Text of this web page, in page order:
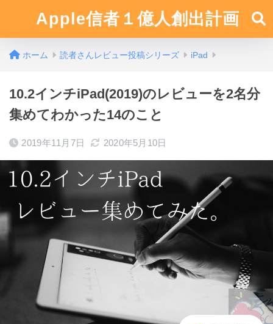
Apple信者１億人創出計画
ホーム 読者さんレビュー投稿シリーズ iPad
10.2インチiPad(2019)のレビューを2名分
集めてわかった14のこと
2019年11月7日 2020年5月10日